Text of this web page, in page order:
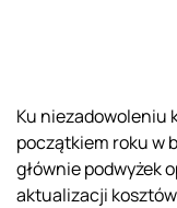
Ku niezadowoleniu
początkiem roku w
głównie podwyżek
aktualizacji